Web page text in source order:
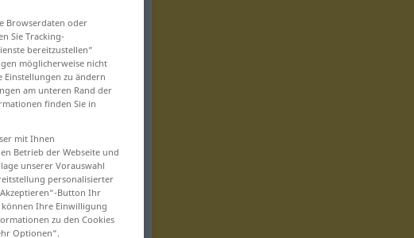
Browserdaten oder
Sie Tracking-
bereitzustellen“
möglicherweise nicht
Einstellungen zu ändern
am unteren Rand der
finden Sie in
mit Ihnen
Betrieb der Webseite und
unserer Vorauswahl
personalisierter
Button Ihr
können Ihre Einwilligung
zu den Cookies
Optionen“.